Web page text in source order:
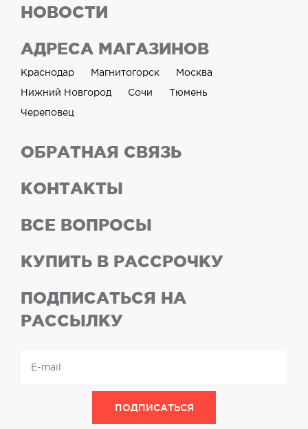
НОВОСТИ
АДРЕСА МАГАЗИНОВ
Краснодар Магнитогорск Москва
Нижний Новгород Сочи Тюмень
Череповец
ОБРАТНАЯ СВЯЗЬ
КОНТАКТЫ
ВСЕ ВОПРОСЫ
КУПИТЬ В РАССРОЧКУ
ПОДПИСАТЬСЯ НА
РАССЫЛКУ